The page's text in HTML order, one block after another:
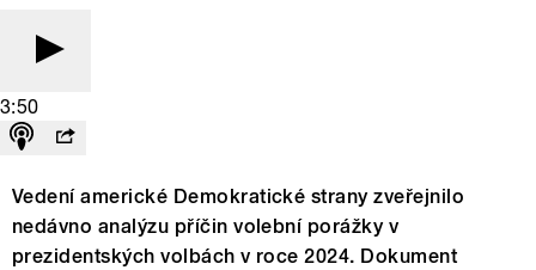
3:50
Vedení americké Demokratické strany zveřejnilo
nedávno analýzu příčin volební porážky v
prezidentských volbách v roce 2024. Dokument